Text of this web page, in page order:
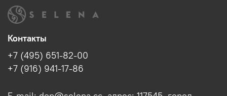
Контакты
+7 (495) 651-82-00
+7 (916) 941-17-86